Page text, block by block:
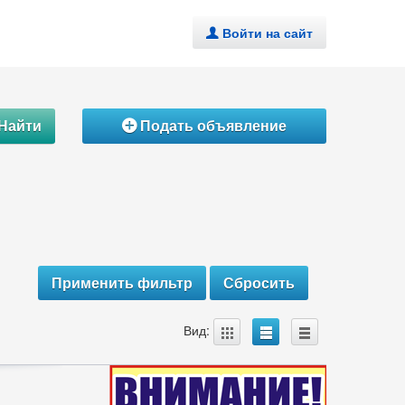
. Войти на сайт
ÁПодать объявление
Вид: A B C